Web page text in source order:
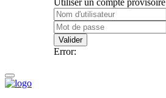
Utiliser un compte provisoire
Valider
Error: